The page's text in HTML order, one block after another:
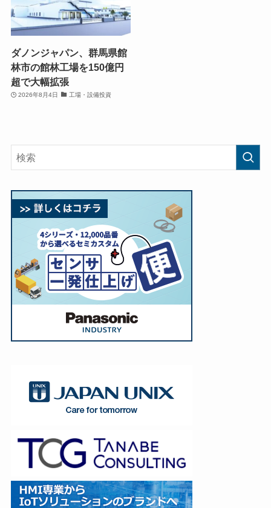
ダノンジャパン、群馬県館
林市の館林工場を150億円
超で大幅拡張
2026年8月4日 工場・設備投資